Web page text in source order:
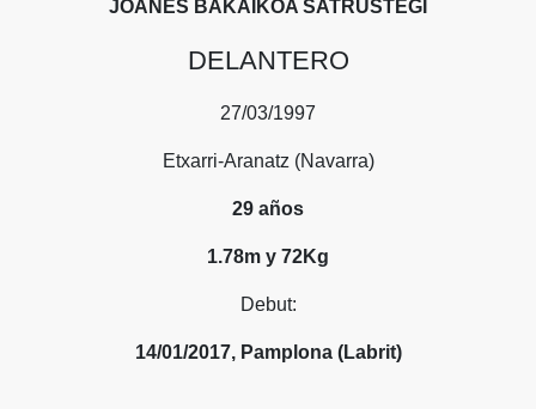
JOANES BAKAIKOA SATRUSTEGI
DELANTERO
27/03/1997
Etxarri-Aranatz (Navarra)
29 años
1.78m y 72Kg
Debut:
14/01/2017, Pamplona (Labrit)